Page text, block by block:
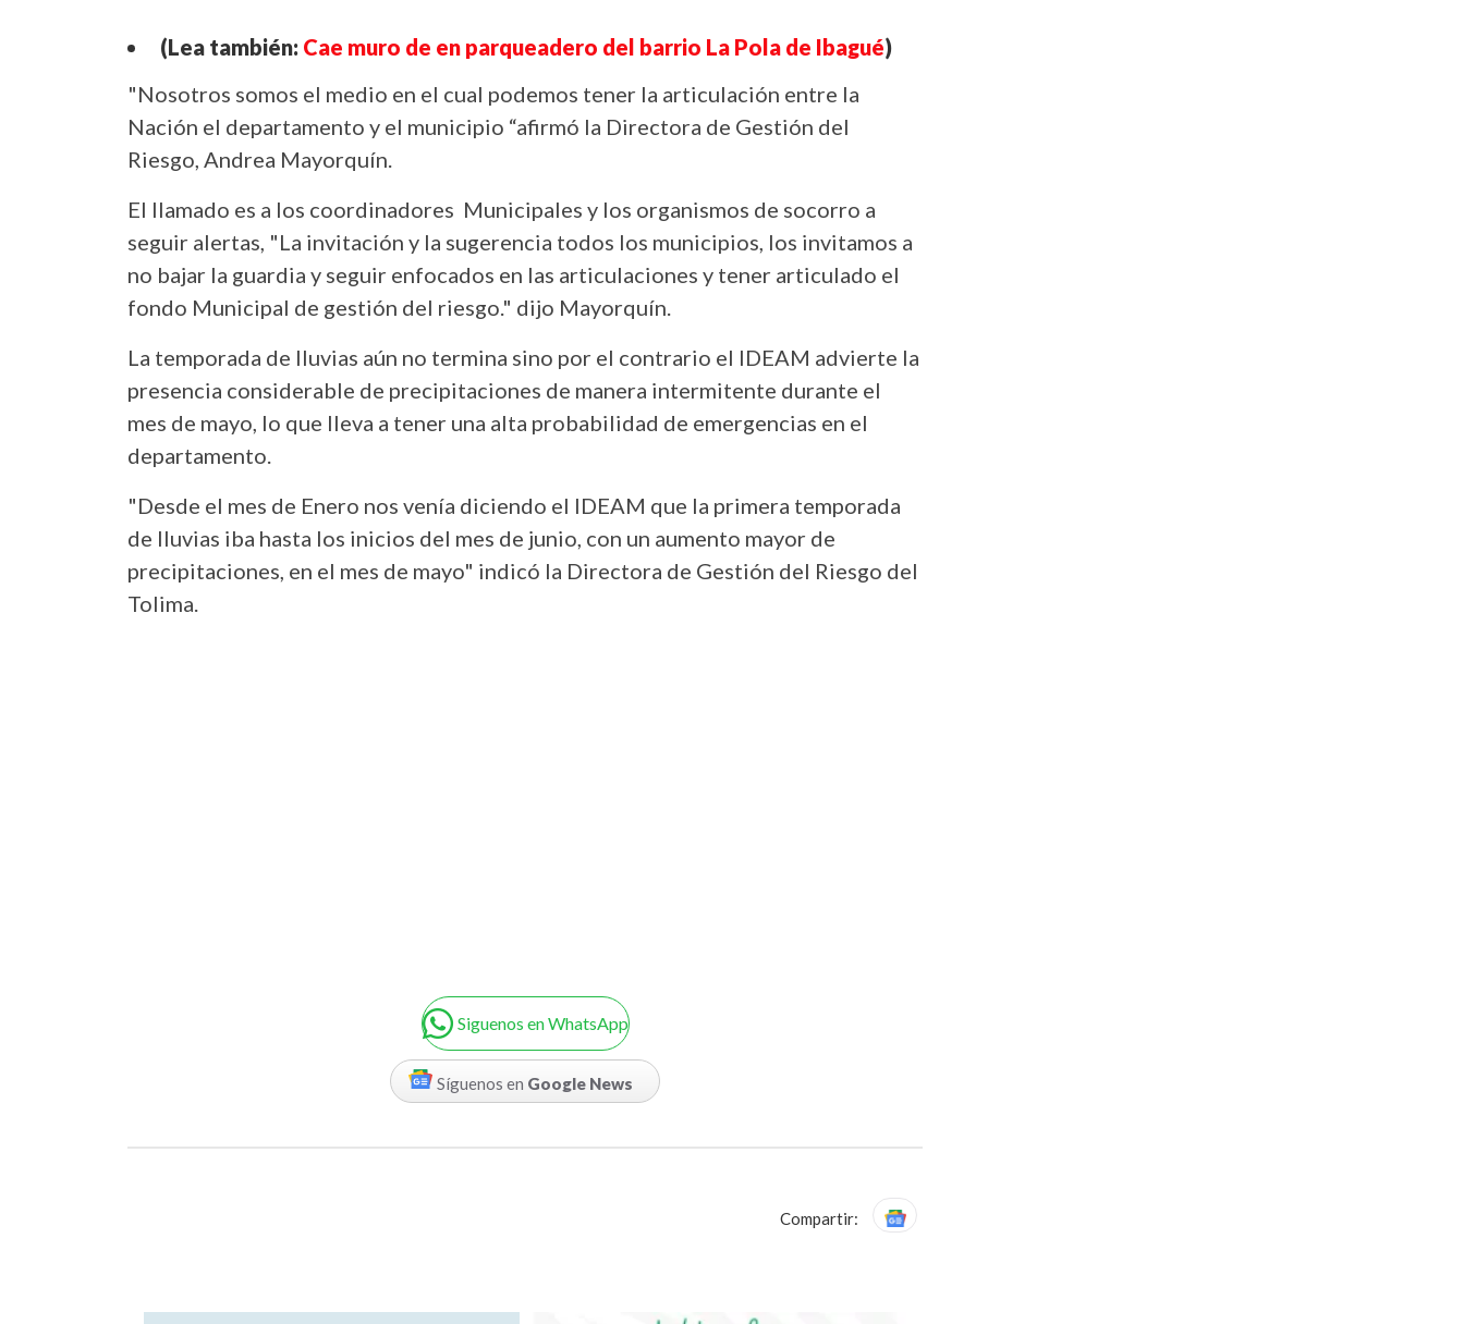
(Lea también: Cae muro de en parqueadero del barrio La Pola de Ibagué)
"Nosotros somos el medio en el cual podemos tener la articulación entre la
Nación el departamento y el municipio “afirmó la Directora de Gestión del
Riesgo, Andrea Mayorquín.
El llamado es a los coordinadores Municipales y los organismos de socorro a
seguir alertas, "La invitación y la sugerencia todos los municipios, los invitamos a
no bajar la guardia y seguir enfocados en las articulaciones y tener articulado el
fondo Municipal de gestión del riesgo." dijo Mayorquín.
La temporada de lluvias aún no termina sino por el contrario el IDEAM advierte la
presencia considerable de precipitaciones de manera intermitente durante el
mes de mayo, lo que lleva a tener una alta probabilidad de emergencias en el
departamento.
"Desde el mes de Enero nos venía diciendo el IDEAM que la primera temporada
de lluvias iba hasta los inicios del mes de junio, con un aumento mayor de
precipitaciones, en el mes de mayo" indicó la Directora de Gestión del Riesgo del
Tolima.
Siguenos en WhatsApp
Síguenos en Google News
Compartir: